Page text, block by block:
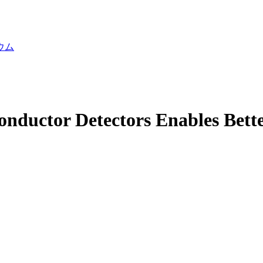
ム
Detectors Enables